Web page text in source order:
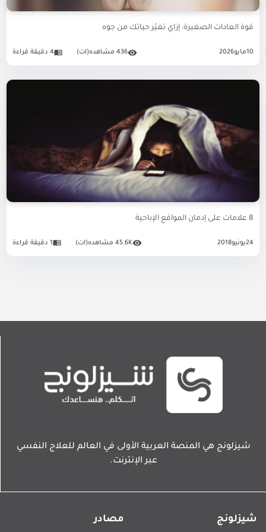
قوة العادات الصغيرة: إزاي تغيّر حياتك من جوه
10مايو2026 436 مشاهده(ات) 4 دقيقة قراءة
8 علامات على إدمان المواقع الإباحية
24يونيو2018 45.6K مشاهده(ات) 1 دقيقة قراءة
شيزلونج هي المنصة العربية الأولى في العالم للعلاج النفسي
عبر الإنترنت.
شيزلونج مصادر